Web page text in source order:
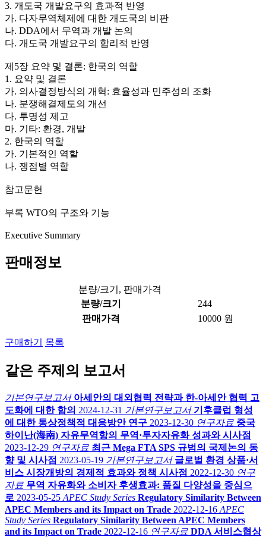
3. 개도국 개발요구의 효과적 반영
가. 다자무역체제에 대한 개도국의 비판
나. DDA에서 무역과 개발 논의
다. 개도국 개발요구의 합리적 반영
제5장 요약 및 결론: 한국의 역할
1. 요약 및 결론
가. 의사결정방식의 개혁: 효율성과 민주성의 조화
나. 분쟁해결제도의 개선
다. 투명성 제고
마. 기타: 환경, 개발
2. 한국의 역할
가. 기본적인 역할
나. 쟁점별 역할
참고문헌
부록 WTO의 구조와 기능
Executive Summary
판매정보
분량/크기, 판매가격
분량/크기
244
판매가격
10000 원
구매하기 목록
같은 주제의 보고서
기본연구보고서 아세안의 대외협력 전략과 한-아세안 협력 고
도화에 대한 함의 2024-12-31 기본연구보고서 기후클럽 형성
에 대한 통상정책적 대응방안 연구 2023-12-30 연구자료 중국
하이난(海南) 자유무역항의 무역·투자자유화 성과와 시사점
2023-12-29 연구자료 최근 Mega FTA SPS 규범의 국제논의 동
향 및 시사점 2023-05-19 기본연구보고서 글로벌 환경 상품·서
비스 시장개방의 경제적 효과와 정책 시사점 2022-12-30 연구
자료 무역 자유화와 소비자 후생효과: 품질 다양성을 중심으
로 2023-05-25 APEC Study Series Regulatory Similarity Between
APEC Members and its Impact on Trade 2022-12-16 APEC
Study Series Regulatory Similarity Between APEC Members
and its Impact on Trade 2022-12-16 연구자료 DDA 서비스협상